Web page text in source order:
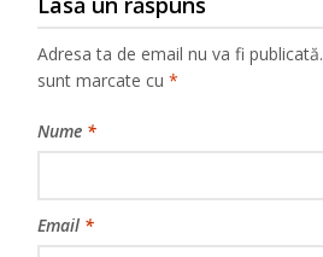
Adresa ta de email nu va fi publicată.
sunt marcate cu*
Nume *
Email *